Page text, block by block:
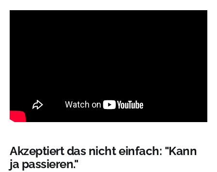
Akzeptiert das nicht einfach: "Kann
ja passieren."